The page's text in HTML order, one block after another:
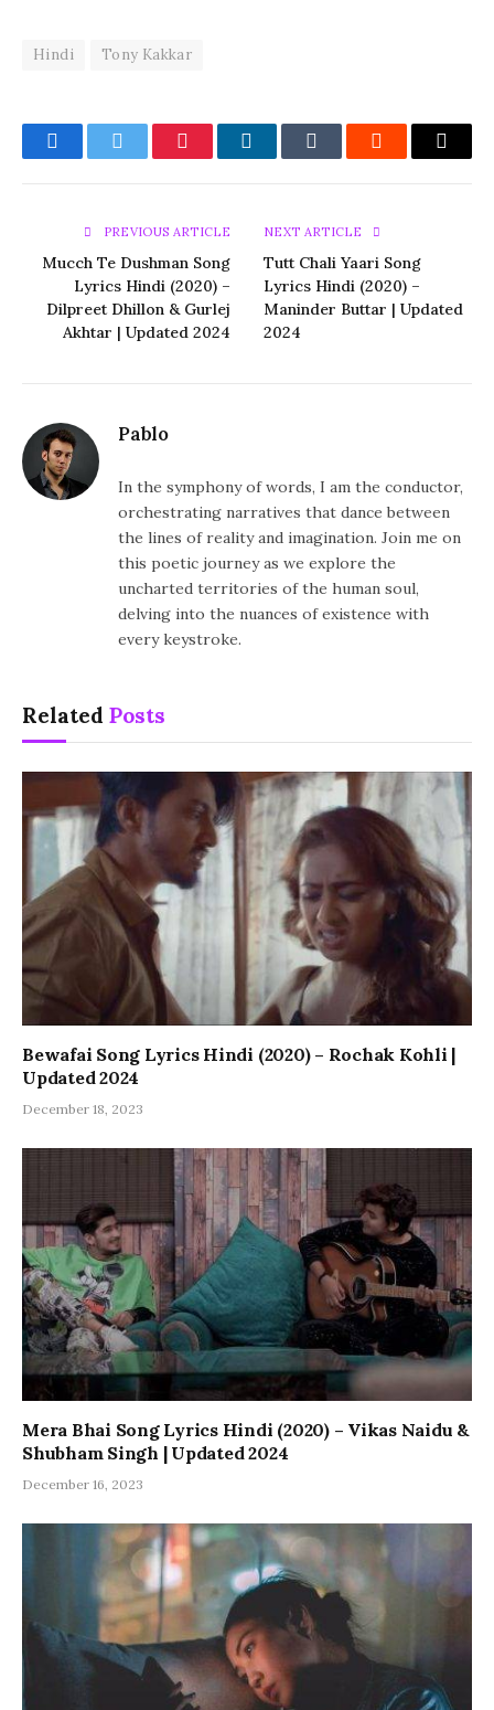
Hindi Tony Kakkar
FacebookTwitter PinterestLinkedInTumblr Reddit Email
PREVIOUS ARTICLE
Mucch Te Dushman Song
Lyrics Hindi (2020) –
Dilpreet Dhillon & Gurlej
Akhtar | Updated 2024
NEXT ARTICLE
Tutt Chali Yaari Song
Lyrics Hindi (2020) –
Maninder Buttar | Updated
2024
Pablo
In the symphony of words, I am the conductor,
orchestrating narratives that dance between
the lines of reality and imagination. Join me on
this poetic journey as we explore the
uncharted territories of the human soul,
delving into the nuances of existence with
every keystroke.
Related Posts
Bewafai Song Lyrics Hindi (2020) – Rochak Kohli |
Updated 2024
December 18, 2023
Mera Bhai Song Lyrics Hindi (2020) – Vikas Naidu &
Shubham Singh | Updated 2024
December 16, 2023